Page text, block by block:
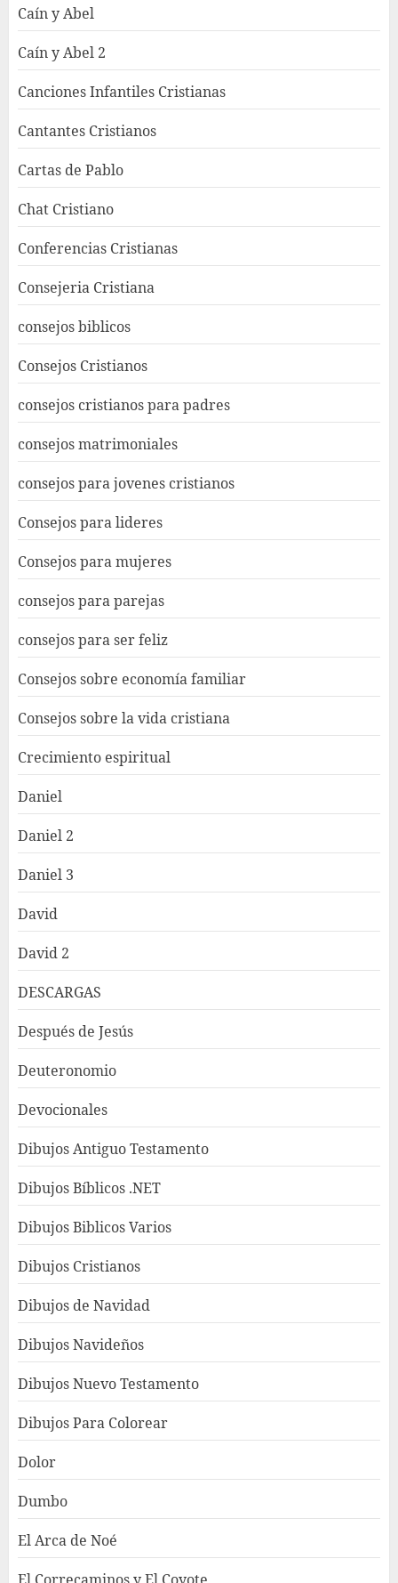
Caín y Abel
Caín y Abel 2
Canciones Infantiles Cristianas
Cantantes Cristianos
Cartas de Pablo
Chat Cristiano
Conferencias Cristianas
Consejeria Cristiana
consejos biblicos
Consejos Cristianos
consejos cristianos para padres
consejos matrimoniales
consejos para jovenes cristianos
Consejos para lideres
Consejos para mujeres
consejos para parejas
consejos para ser feliz
Consejos sobre economía familiar
Consejos sobre la vida cristiana
Crecimiento espiritual
Daniel
Daniel 2
Daniel 3
David
David 2
DESCARGAS
Después de Jesús
Deuteronomio
Devocionales
Dibujos Antiguo Testamento
Dibujos Bíblicos .NET
Dibujos Biblicos Varios
Dibujos Cristianos
Dibujos de Navidad
Dibujos Navideños
Dibujos Nuevo Testamento
Dibujos Para Colorear
Dolor
Dumbo
El Arca de Noé